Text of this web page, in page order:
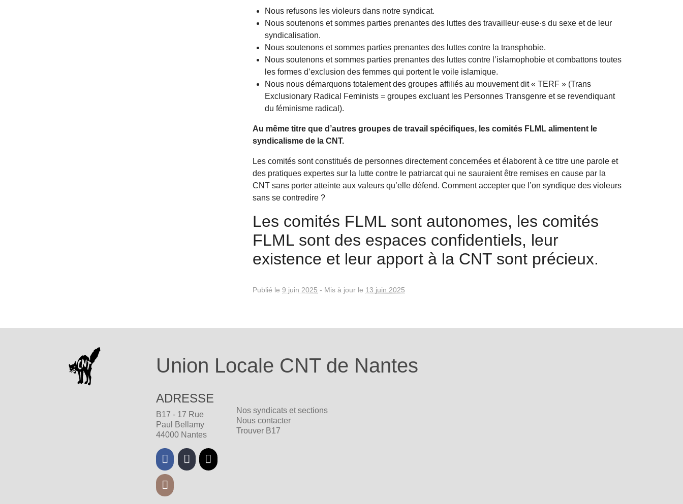
Nous refusons les violeurs dans notre syndicat.
Nous soutenons et sommes parties prenantes des luttes des travailleur·euse·s du sexe et de leur
syndicalisation.
Nous soutenons et sommes parties prenantes des luttes contre la transphobie.
Nous soutenons et sommes parties prenantes des luttes contre l’islamophobie et combattons toutes
les formes d’exclusion des femmes qui portent le voile islamique.
Nous nous démarquons totalement des groupes affiliés au mouvement dit « TERF » (Trans
Exclusionary Radical Feminists = groupes excluant les Personnes Transgenre et se revendiquant
du féminisme radical).
Au même titre que d’autres groupes de travail spécifiques, les comités FLML alimentent le
syndicalisme de la CNT.
Les comités sont constitués de personnes directement concernées et élaborent à ce titre une parole et
des pratiques expertes sur la lutte contre le patriarcat qui ne sauraient être remises en cause par la
CNT sans porter atteinte aux valeurs qu’elle défend. Comment accepter que l’on syndique des violeurs
sans se contredire ?
Les comités FLML sont autonomes, les comités
FLML sont des espaces confidentiels, leur
existence et leur apport à la CNT sont précieux.
Publié le 9 juin 2025 - Mis à jour le 13 juin 2025
Union Locale CNT de Nantes
ADRESSE
B17 - 17 Rue
Paul Bellamy
44000 Nantes
Facebook
Nos syndicats et sections
Nous contacter
Trouver B17